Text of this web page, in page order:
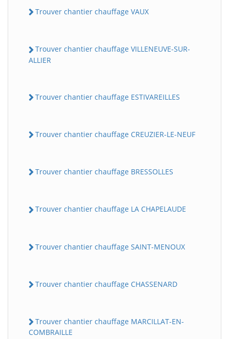
Trouver chantier chauffage VAUX
Trouver chantier chauffage VILLENEUVE-SUR-
ALLIER
Trouver chantier chauffage ESTIVAREILLES
Trouver chantier chauffage CREUZIER-LE-NEUF
Trouver chantier chauffage BRESSOLLES
Trouver chantier chauffage LA CHAPELAUDE
Trouver chantier chauffage SAINT-MENOUX
Trouver chantier chauffage CHASSENARD
Trouver chantier chauffage MARCILLAT-EN-
COMBRAILLE